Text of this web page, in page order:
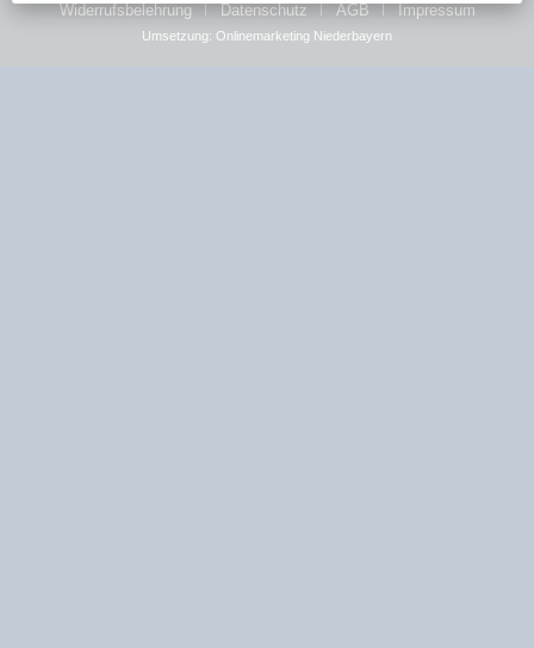
Widerrufsbelehrung Datenschutz AGB Impressum
Umsetzung: Onlinemarketing Niederbayern